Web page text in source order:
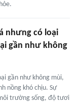
nhưng có loại
gần như không
gần như không mùi,
nồng khó chịu. Sự
trường sống, độ tươi